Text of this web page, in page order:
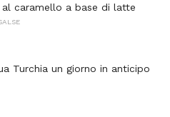
al caramello a base di latte
Turchia un giorno in anticipo